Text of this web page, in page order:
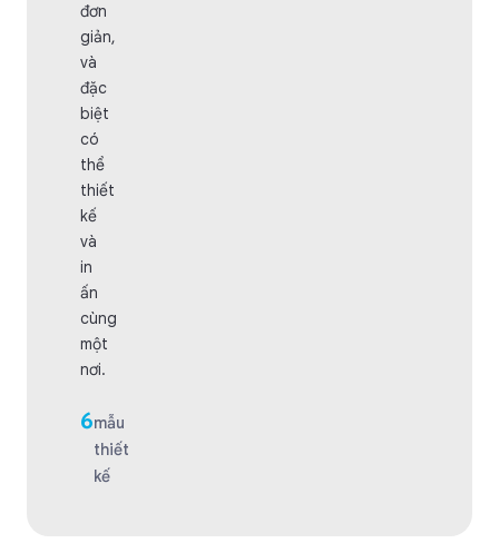
đơn
giản,
và
đặc
biệt
có
thể
thiết
kế
và
in
ấn
cùng
một
nơi.
6mẫu
thiết
kế